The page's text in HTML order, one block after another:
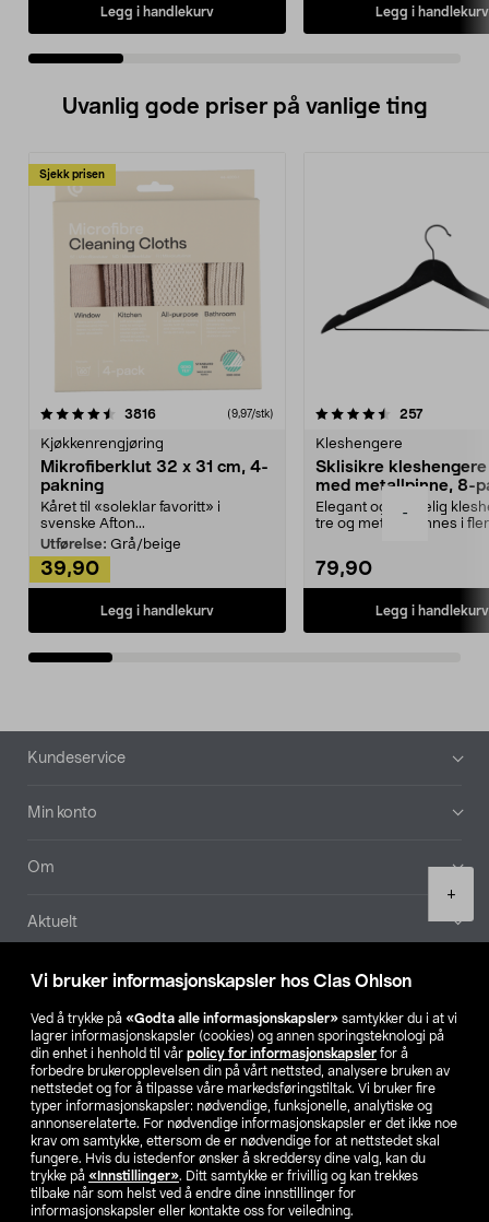
Vi bruker informasjonskapsler hos Clas Ohlson
Ved å trykke på «Godta alle informasjonskapsler» samtykker du i at vi
lagrer informasjonskapsler (cookies) og annen sporingsteknologi på
din enhet i henhold til vår policy for informasjonskapsler for å
forbedre brukeropplevelsen din på vårt nettsted, analysere bruken av
nettstedet og for å tilpasse våre markedsføringstiltak. Vi bruker fire
typer informasjonskapsler: nødvendige, funksjonelle, analytiske og
annonserelaterte. For nødvendige informasjonskapsler er det ikke noe
krav om samtykke, ettersom de er nødvendige for at nettstedet skal
fungere. Hvis du istedenfor ønsker å skreddersy dine valg, kan du
trykke på «Innstillinger». Ditt samtykke er frivillig og kan trekkes
tilbake når som helst ved å endre dine innstillinger for
informasjonskapsler eller kontakte oss for veiledning.
-
+
Legg i handlekurv Legg i handlekurv
Uvanlig gode priser på vanlige ting
Sjekk prisen
3816anmeldelser(9,97/stk)
Kjøkkenrengjøring
Mikrofiberklut 32 x 31 cm, 4-
pakning
Kåret til «soleklar favoritt» i
svenske Afton...
Utførelse: Grå/beige
39,90
Legg i handlekurv
4.5av 5 stjerner 257
Kleshengere
Sklisikre
med metallpinne, 8-
Elegant og skikkelig
tre og metall – finnes i
79,90
Legg i handlekurv
4.5av 5 stjerner
Bunntekst
Kundeservice
Min konto
Om
Aktuelt
Våre selskaper
Finn din butikk
SE NO FI